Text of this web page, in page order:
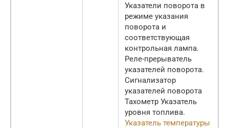
Указатели поворота в
режиме указания
поворота и
соответствующая
контрольная лампа.
Реле-прерыватель
указателей поворота.
Сигнализатор
указателей поворота
Тахометр Указатель
уровня топлива.
Указатель температуры